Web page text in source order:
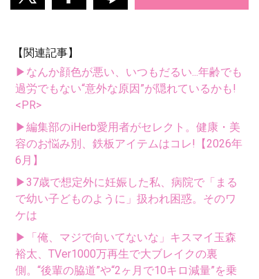
【関連記事】
▶なんか顔色が悪い、いつもだるい...年齢でも
過労でもない“意外な原因”が隠れているかも!
<PR>
▶編集部のiHerb愛用者がセレクト。健康・美
容のお悩み別、鉄板アイテムはコレ!【2026年
6月】
▶37歳で想定外に妊娠した私、病院で「まる
で幼い子どものように」扱われ困惑。そのワ
ケは
▶「俺、マジで向いてないな」キスマイ玉森
裕太、TVer1000万再生で大ブレイクの裏
側。“後輩の脇道”や“2ヶ月で10キロ減量”を乗